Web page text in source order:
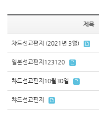
제목
챠드선교편지 (2021년 3월)
일본선교편지123120
챠드선교편지10월30일
챠드선교편지